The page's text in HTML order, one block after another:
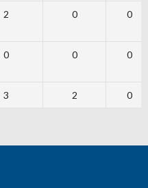
2 0 0
0 0 0
3 2 0